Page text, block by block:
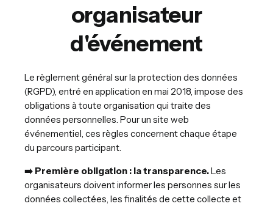
organisateur
d'événement
Le règlement général sur la protection des données
(RGPD), entré en application en mai 2018, impose des
obligations à toute organisation qui traite des
données personnelles. Pour un site web
événementiel, ces règles concernent chaque étape
du parcours participant.
➡️ Première obligation : la transparence.Les
organisateurs doivent informer les personnes sur les
données collectées, les finalités de cette collecte et